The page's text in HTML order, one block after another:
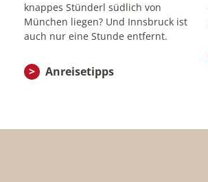
knappes Stünderl südlich von
München liegen? Und Innsbruck ist
auch nur eine Stunde entfernt.
Anreisetipps